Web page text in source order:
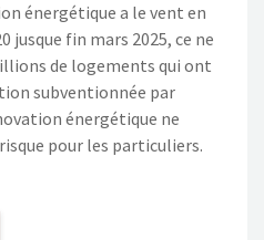
énergétique a le vent en
jusque fin mars 2025, ce ne
de logements qui ont
subventionnée par
énergétique ne
pour les particuliers.